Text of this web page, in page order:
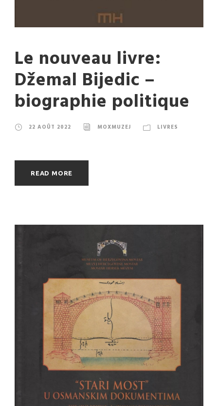
Le nouveau livre:
Džemal Bijedic –
biographie politique
22 AOÛT 2022 MOXMUZEJ LIVRES
READ MORE